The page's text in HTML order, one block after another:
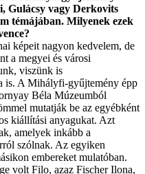
Gulácsy vagy Derkovits
témájában. Milyenek ezek
képeit nagyon kedvelem, de
a megyei és városi
viszünk is
is. A Mihályfi-gyűjtemény épp
Béla Múzeumból
mutatják be az egyébként
kiállítási anyagukat. Azt
amelyek inkább a
szólnak. Az egyiken
embereket mulatóban.
volt Filo, azaz Fischer Ilona,